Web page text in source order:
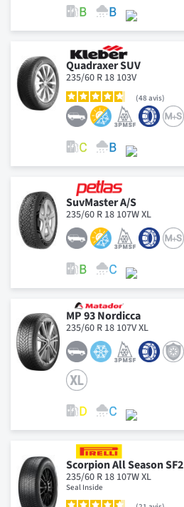
Quadraxer SUV
235/60 R 18 103V
48 avis
SuvMaster A/S
235/60 R 18 107W XL
MP 93 Nordicca
235/60 R 18 107V XL
Scorpion All Season
235/60 R 18 107W XL
Seal Inside